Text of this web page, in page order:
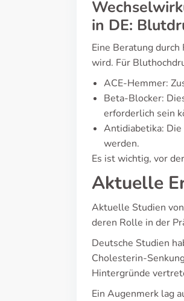
in DE:
Eine Beratung
wird. Für
ACE-Hemmer:
Beta-Blocker:
erforderlich sein
Antidiabetika:
werden.
Es ist wichtig, vor
Aktuelle
Aktuelle Studien
deren Rolle in der
Deutsche Studien
Cholesterin-
Hintergründe
Ein Augenmerk lag